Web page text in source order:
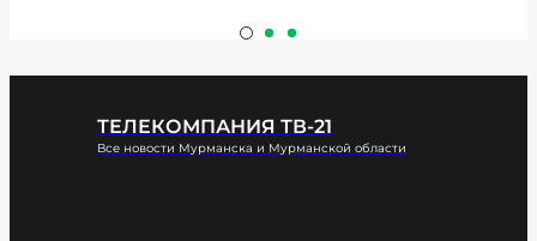
ТЕЛЕКОМПАНИЯ ТВ-21
Все новости Мурманска и Мурманской области